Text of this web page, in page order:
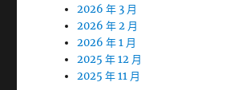
2026 年 3 月
2026 年 2 月
2026 年 1 月
2025 年 12 月
2025 年 11 月